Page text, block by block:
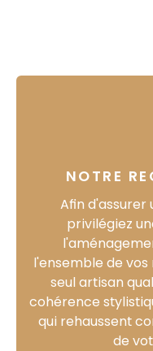
NOTRE
Afin d'assurer
privilégiez
l'ensemble de vos
seul artisan
cohérence
qui rehaussent
de